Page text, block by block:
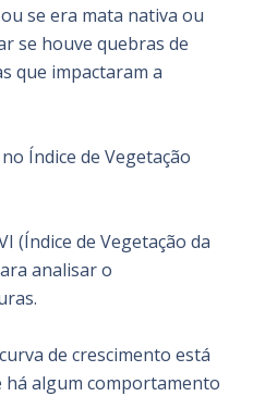
se era mata nativa ou
se houve quebras de
que impactaram a
Índice de Vegetação
(Índice de Vegetação da
analisar o
de crescimento está
algum comportamento